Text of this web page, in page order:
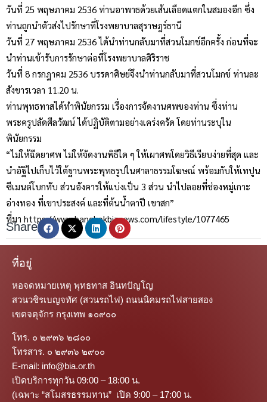
วันที่ 25 พฤษภาคม 2536 ท่านอาพาธด้วยเส้นเลือดแตกในสมองอีก ซึ่ง
ท่านถูกนำตัวส่งไปรักษาที่โรงพยาบาลสุราษฎร์ธานี
วันที่ 27 พฤษภาคม 2536 ได้นำท่านกลับมาที่สวนโมกข์อีกครั้ง ก่อนที่จะ
นำท่านเข้ารับการรักษาต่อที่โรงพยาบาลศิริราช
วันที่ 8 กรกฎาคม 2536 บรรดาศิษย์จึงนำท่านกลับมาที่สวนโมกข์ ท่านละ
สังขารเวลา 11.20 น.
ท่านพุทธทาสได้ทำพินัยกรรม เรื่องการจัดงานศพของท่าน ซึ่งท่าน
พระครูปลัดศีลวัฒน์ ได้ปฏิบัติตามอย่างเคร่งครัด โดยท่านระบุใน
พินัยกรรม
“ไม่ให้ฉีดยาศพ ไม่ให้จัดงานพิธีใด ๆ ให้เผาศพโดยวิธีเรียบง่ายที่สุด และ
นำอัฐิไปเก็บไว้ใต้ฐานพระพุทธรูปในศาลาธรรมโฆษณ์ พร้อมกับให้เทปูน
ซีเมนต์โบกทับ ส่วนอังคารให้แบ่งเป็น 3 ส่วน นำไปลอยที่ช่องหมู่เกาะ
อ่างทอง ที่เขาประสงค์ และที่ต้นน้ำตาปี เขาสก”
ที่มา https://www.bangkokbiznews.com/lifestyle/1077465
Share
ที่อยู่
หอจดหมายเหตุ พุทธทาส อินทปัญโญ
สวนวชิรเบญจทัศ (สวนรถไฟ) ถนนนิคมรถไฟสายสอง
เขตจตุจักร กรุงเทพ ๑๐๙๐๐
โทร. ๐ ๒๙๓๖ ๒๘๐๐
โทรสาร. ๐ ๒๙๓๖ ๒๙๐๐
E-mail: info@bia.or.th
เปิดบริการทุกวัน 09:00 – 18:00 น.
(เฉพาะ “สโมสรธรรมทาน” เปิด 9:00 – 17:00 น.